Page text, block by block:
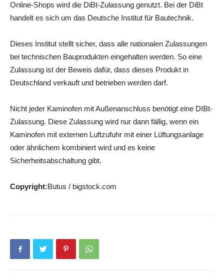
Online-Shops wird die DiBt-Zulassung genutzt. Bei der DiBt
handelt es sich um das Deutsche Institut für Bautechnik.
Dieses Institut stellt sicher, dass alle nationalen Zulassungen
bei technischen Bauprodukten eingehalten werden. So eine
Zulassung ist der Beweis dafür, dass dieses Produkt in
Deutschland verkauft und betrieben werden darf.
Nicht jeder Kaminofen mit Außenanschluss benötigt eine DIBt-
Zulassung. Diese Zulassung wird nur dann fällig, wenn ein
Kaminofen mit externen Luftzufuhr mit einer Lüftungsanlage
oder ähnlichem kombiniert wird und es keine
Sicherheitsabschaltung gibt.
Copyright:Butus / bigstock.com